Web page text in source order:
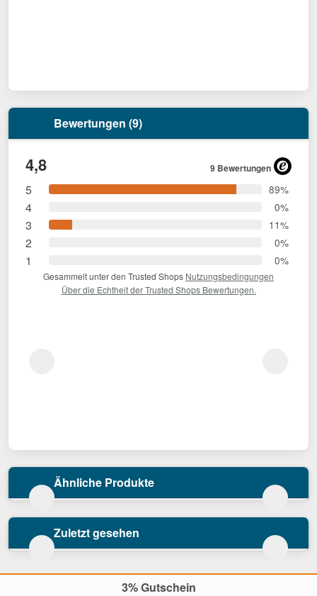
Bewertungen (9)
4,8 9 Bewertungen
5 89%
4 0%
3 11%
2 0%
1 0%
Gesammelt unter den Trusted Shops Nutzungsbedingungen
Über die Echtheit der Trusted Shops Bewertungen.
Ähnliche Produkte
Zuletzt gesehen
3% Gutschein